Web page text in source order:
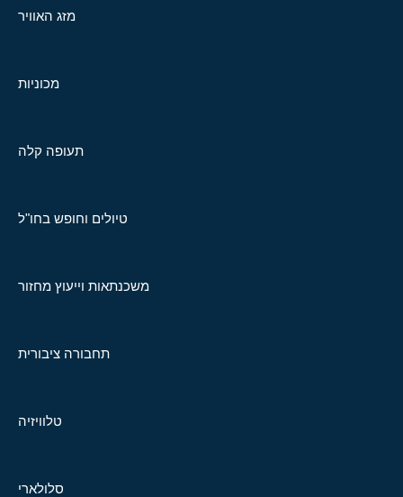
מזג האוויר
מכוניות
תעופה קלה
טיולים וחופש בחו"ל
משכנתאות וייעוץ מחזור
תחבורה ציבורית
טלוויזיה
סלולארי